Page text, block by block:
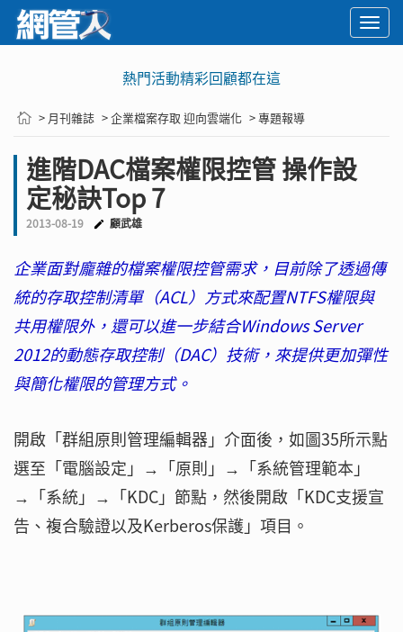
熱門活動精彩回顧都在這
> 月刊雜誌 > 企業檔案存取 迎向雲端化 > 專題報導
進階DAC檔案權限控管 操作設
定秘訣Top 7
2013-08-19 顧武雄
企業面對龐雜的檔案權限控管需求，目前除了透過傳
統的存取控制清單（ACL）方式來配置NTFS權限與
共用權限外，還可以進一步結合Windows Server
2012的動態存取控制（DAC）技術，來提供更加彈性
與簡化權限的管理方式。
開啟「群組原則管理編輯器」介面後，如圖35所示點
選至「電腦設定」→「原則」→「系統管理範本」
→「系統」→「KDC」節點，然後開啟「KDC支援宣
告、複合驗證以及Kerberos保護」項目。